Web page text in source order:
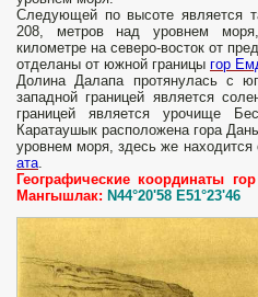
Следующей по высоте является
208, метров над уровнем
километре на северо-восток от
отделаны от южной границы гор
Долина Далапа протянулась с
западной границей является
границей является урочище
Каратаушык расположена гора
уровнем моря, здесь же находится
ата.
Географические координаты
Мангышлак: N44°20'58 E51°23'46